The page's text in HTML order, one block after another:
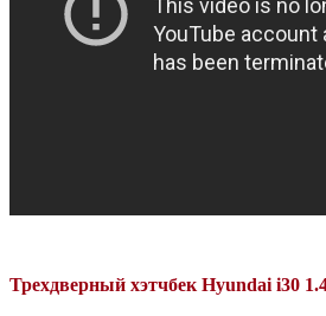
Трехдверный хэтчбек Hyundai i30